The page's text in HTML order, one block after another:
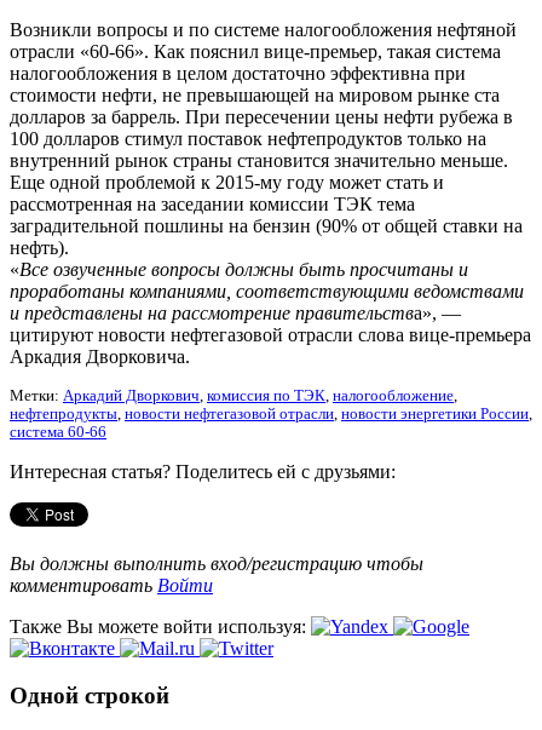
Возникли вопросы и по системе налогообложения нефтяной
отрасли «60-66». Как пояснил вице-премьер, такая система
налогообложения в целом достаточно эффективна при
стоимости нефти, не превышающей на мировом рынке ста
долларов за баррель. При пересечении цены нефти рубежа в
100 долларов стимул поставок нефтепродуктов только на
внутренний рынок страны становится значительно меньше.
Еще одной проблемой к 2015-му году может стать и
рассмотренная на заседании комиссии ТЭК тема
заградительной пошлины на бензин (90% от общей ставки на
нефть).
«Все озвученные вопросы должны быть просчитаны и
проработаны компаниями, соответствующими ведомствами
и представлены на рассмотрение правительства», —
цитируют новости нефтегазовой отрасли слова вице-премьера
Аркадия Дворковича.
Метки: Аркадий Дворкович, комиссия по ТЭК, налогообложение,
нефтепродукты, новости нефтегазовой отрасли, новости энергетики России,
система 60-66
Интересная статья? Поделитесь ей с друзьями:
Вы должны выполнить вход/регистрацию чтобы
комментировать Войти
Также Вы можете войти используя:
Одной строкой